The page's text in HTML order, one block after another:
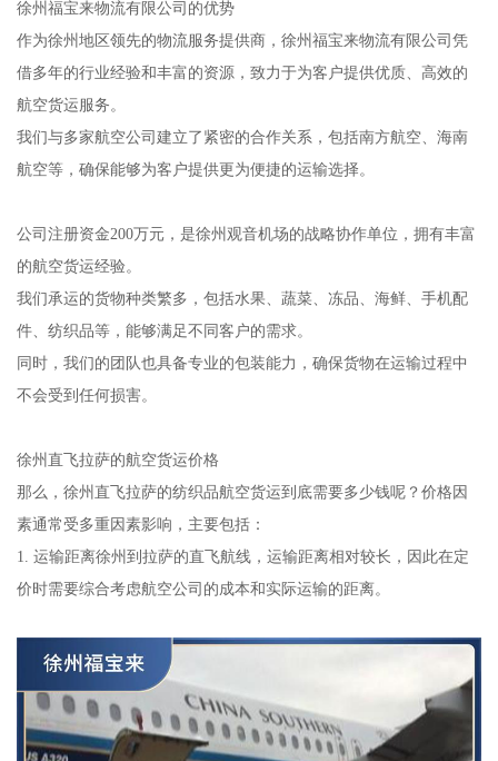
徐州福宝来物流有限公司的优势
作为徐州地区领先的物流服务提供商，徐州福宝来物流有限公司凭
借多年的行业经验和丰富的资源，致力于为客户提供优质、高效的
航空货运服务。
我们与多家航空公司建立了紧密的合作关系，包括南方航空、海南
航空等，确保能够为客户提供更为便捷的运输选择。
公司注册资金200万元，是徐州观音机场的战略协作单位，拥有丰富
的航空货运经验。
我们承运的货物种类繁多，包括水果、蔬菜、冻品、海鲜、手机配
件、纺织品等，能够满足不同客户的需求。
同时，我们的团队也具备专业的包装能力，确保货物在运输过程中
不会受到任何损害。
徐州直飞拉萨的航空货运价格
那么，徐州直飞拉萨的纺织品航空货运到底需要多少钱呢？价格因
素通常受多重因素影响，主要包括：
1. 运输距离徐州到拉萨的直飞航线，运输距离相对较长，因此在定
价时需要综合考虑航空公司的成本和实际运输的距离。